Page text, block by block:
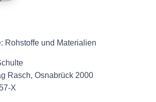
Rohstoffe und Materialien
Rasch, Osnabrück 2000
X